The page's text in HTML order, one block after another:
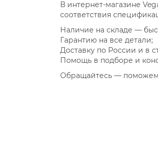
В интернет-магазине
соответствия
Наличие на складе —
Гарантию на все детали;
Доставку по России и в
Помощь в подборе и
Обращайтесь — поможем